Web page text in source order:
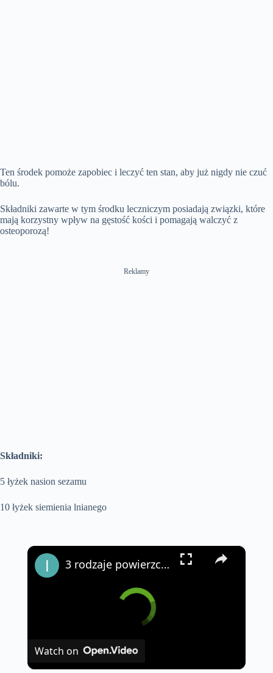
Ten środek pomoże zapobiec i leczyć ten stan, aby już nigdy nie czuć
bólu.
Składniki zawarte w tym środku leczniczym posiadają związki, które
mają korzystny wpływ na gęstość kości i pomagają walczyć z
osteoporozą!
Reklamy
Składniki:
5 łyżek nasion sezamu
10 łyżek siemienia lnianego
×
3 rodzaje powierzchni, których nigdy nie należy czyścić ściereczką z mikrofibry
Watch on